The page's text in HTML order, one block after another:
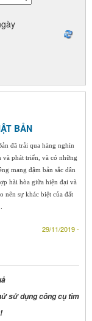
BẢN
đã trải qua hàng nghìn
và phát triển, và có những
mang đậm bản sắc dân
hài hòa giữa hiện đại và
nên sự khác biệt của đất
29/11/2019 -
sử dụng công cụ tìm